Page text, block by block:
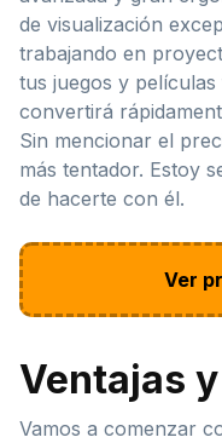
de visualización
trabajando en
tus juegos y
convertirá
Sin mencionar el
más tentador. Estoy
de hacerte con él.
Ver
Ventajas
Vamos a comenzar